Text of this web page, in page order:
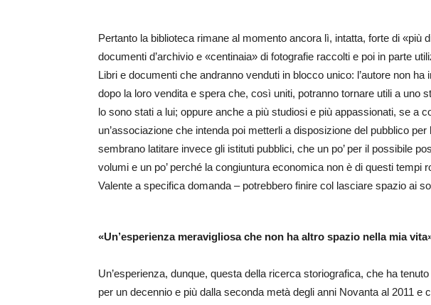
Pertanto la biblioteca rimane al momento ancora lì, intatta, forte di «più
documenti d’archivio e «centinaia» di fotografie raccolti e poi in parte
Libri e documenti che andranno venduti in blocco unico: l’autore non
dopo la loro vendita e spera che, così uniti, potranno tornare utili a uno
lo sono stati a lui; oppure anche a più studiosi e più appassionati, se a
un’associazione che intenda poi metterli a disposizione del pubblico
sembrano latitare invece gli istituti pubblici, che un po’ per il possibile
volumi e un po’ perché la congiuntura economica non è di questi tempi
Valente a specifica domanda – potrebbero finire col lasciare spazio ai
«Un’esperienza meravigliosa che non ha altro spazio nella mia
Un’esperienza, dunque, questa della ricerca storiografica, che ha
per un decennio e più dalla seconda metà degli anni Novanta al 2011 e